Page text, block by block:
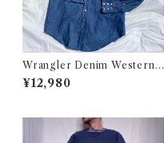
Wrangler Denim Western S
hirt 16 1/2 Made in USA / ラ
ングラー デニム ウエスタン シ
¥12,980